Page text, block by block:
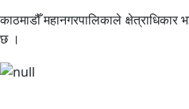
काठमाडौँ महानगरपालिकाले
छ ।